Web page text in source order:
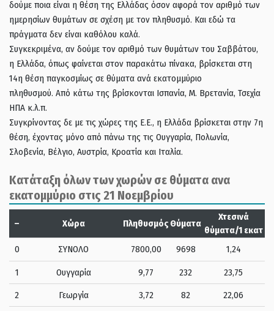
δούμε ποια είναι η θέση της Ελλάδας όσον αφορά τον αριθμό των
ημερησίων θυμάτων σε σχέση με τον πληθυσμό. Και εδώ τα
πράγματα δεν είναι καθόλου καλά.
Συγκεκριμένα, αν δούμε τον αριθμό των θυμάτων του Σαββάτου,
η Ελλάδα, όπως φαίνεται στον παρακάτω πίνακα, βρίσκεται στη
14η θέση παγκοσμίως σε θύματα ανά εκατομμύριο
πληθυσμού. Από κάτω της βρίσκονται Ισπανία, Μ. Βρετανία, Τσεχία
ΗΠΑ κ.λ.π.
Συγκρίνοντας δε με τις χώρες της Ε.Ε., η Ελλάδα βρίσκεται στην 7η
θέση, έχοντας μόνο από πάνω της τις Ουγγαρία, Πολωνία,
Σλοβενία, Βέλγιο, Αυστρία, Κροατία και Ιταλία.
Κατάταξη όλων των χωρών σε θύματα ανα
εκατομμύριο στις 21 Νοεμβρίου
– Χώρα Πληθυσμός Θύματα
Χτεσινά
θύματα/1 εκατ
0
ΣΥΝΟΛΟ 7800,00 9698 1,24
1 Ουγγαρία 9,77 232 23,75
2 Γεωργία 3,72 82 22,06